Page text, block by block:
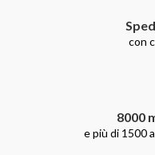
con
8000
e più di 1500